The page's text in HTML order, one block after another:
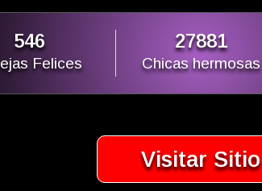
546
Felices
27881
Chicas hermosas
Visitar Sitio